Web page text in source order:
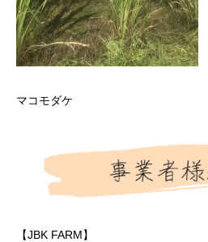
マコモダケ
【JBK FARM】